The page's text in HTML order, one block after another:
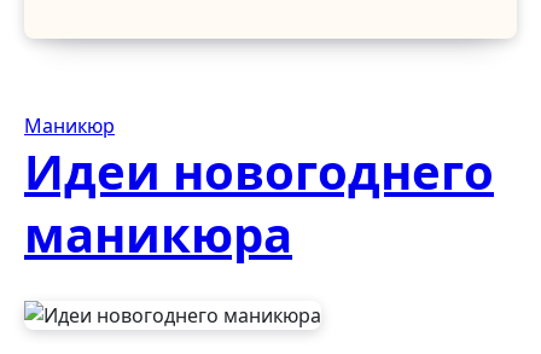
Маникюр
Идеи новогоднего
маникюра